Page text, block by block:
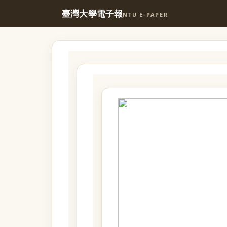
臺灣大學電子報NTU E-PAPER